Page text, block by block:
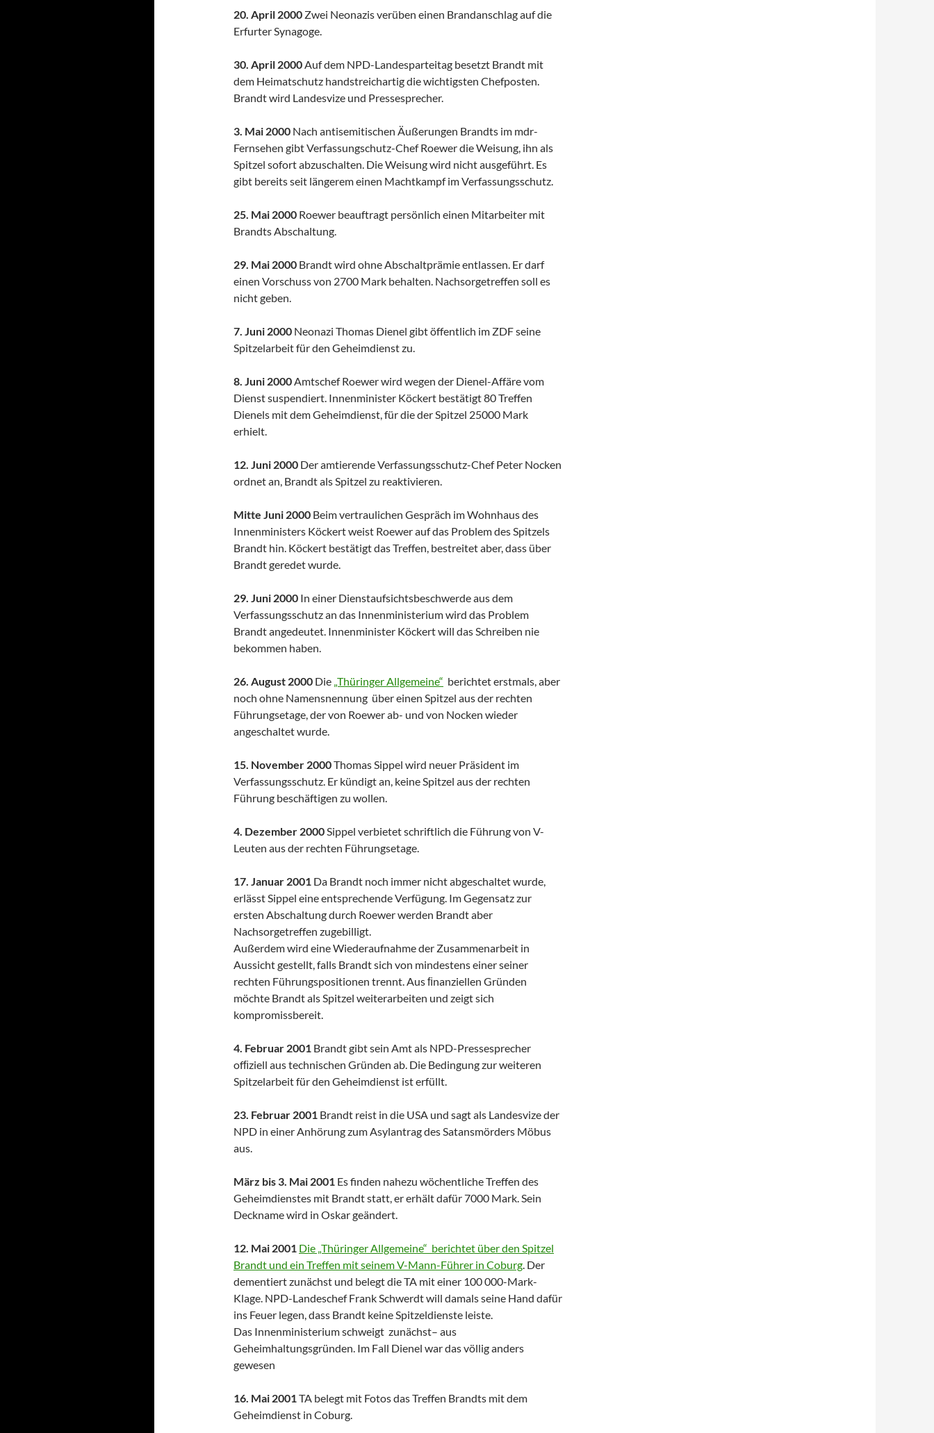
20. April 2000 Zwei Neonazis verüben einen Brandanschlag auf die
Erfurter Synagoge.
30. April 2000Auf dem NPD-Landesparteitag besetzt Brandt mit
dem Heimatschutz handstreichartig die wichtigsten Chefposten.
Brandt wird Landesvize und Pressesprecher.
3. Mai 2000 Nach antisemitischen Äußerungen Brandts im mdr-
Fernsehen gibt Verfassungschutz-Chef Roewer die Weisung, ihn als
Spitzel sofort abzuschalten. Die Weisung wird nicht ausgeführt. Es
gibt bereits seit längerem einen Machtkampf im Verfassungsschutz.
25. Mai 2000 Roewer beauftragt persönlich einen Mitarbeiter mit
Brandts Abschaltung.
29. Mai 2000 Brandt wird ohne Abschaltprämie entlassen. Er darf
einen Vorschuss von 2700 Mark behalten. Nachsorgetreffen soll es
nicht geben.
7. Juni 2000 Neonazi Thomas Dienel gibt öffentlich im ZDF seine
Spitzelarbeit für den Geheimdienst zu.
8. Juni 2000Amtschef Roewer wird wegen der Dienel-Affäre vom
Dienst suspendiert. Innenminister Köckert bestätigt 80 Treffen
Dienels mit dem Geheimdienst, für die der Spitzel 25000 Mark
erhielt.
12. Juni 2000 Der amtierende Verfassungsschutz-Chef Peter Nocken
ordnet an, Brandt als Spitzel zu reaktivieren.
Mitte Juni 2000 Beim vertraulichen Gespräch im Wohnhaus des
Innenministers Köckert weist Roewer auf das Problem des Spitzels
Brandt hin. Köckert bestätigt das Treffen, bestreitet aber, dass über
Brandt geredet wurde.
29. Juni 2000 In einer Dienstaufsichtsbeschwerde aus dem
Verfassungsschutz an das Innenministerium wird das Problem
Brandt angedeutet. Innenminister Köckert will das Schreiben nie
bekommen haben.
26. August 2000 Die „Thüringer Allgemeine“ berichtet erstmals, aber
noch ohne Namensnennung über einen Spitzel aus der rechten
Führungsetage, der von Roewer ab- und von Nocken wieder
angeschaltet wurde.
15. November 2000Thomas Sippel wird neuer Präsident im
Verfassungsschutz. Er kündigt an, keine Spitzel aus der rechten
Führung beschäftigen zu wollen.
4. Dezember 2000Sippel verbietet schriftlich die Führung von V-
Leuten aus der rechten Führungsetage.
17. Januar 2001 Da Brandt noch immer nicht abgeschaltet wurde,
erlässt Sippel eine entsprechende Verfügung. Im Gegensatz zur
ersten Abschaltung durch Roewer werden Brandt aber
Nachsorgetreffen zugebilligt.
Außerdem wird eine Wiederaufnahme der Zusammenarbeit in
Aussicht gestellt, falls Brandt sich von mindestens einer seiner
rechten Führungspositionen trennt. Aus ﬁnanziellen Gründen
möchte Brandt als Spitzel weiterarbeiten und zeigt sich
kompromissbereit.
4. Februar 2001 Brandt gibt sein Amt als NPD-Pressesprecher
ofﬁziell aus technischen Gründen ab. Die Bedingung zur weiteren
Spitzelarbeit für den Geheimdienst ist erfüllt.
23. Februar 2001 Brandt reist in die USA und sagt als Landesvize der
NPD in einer Anhörung zum Asylantrag des Satansmörders Möbus
aus.
März bis 3. Mai 2001 Es finden nahezu wöchentliche Treffen des
Geheimdienstes mit Brandt statt, er erhält dafür 7000 Mark. Sein
Deckname wird in Oskar geändert.
12. Mai 2001 Die „Thüringer Allgemeine“ berichtet über den Spitzel
Brandt und ein Treffen mit seinem V-Mann-Führer in Coburg. Der
dementiert zunächst und belegt die TA mit einer 100 000-Mark-
Klage. NPD-Landeschef Frank Schwerdt will damals seine Hand dafür
ins Feuer legen, dass Brandt keine Spitzeldienste leiste.
Das Innenministerium schweigt zunächst– aus
Geheimhaltungsgründen. Im Fall Dienel war das völlig anders
gewesen
16. Mai 2001TA belegt mit Fotos das Treffen Brandts mit dem
Geheimdienst in Coburg.